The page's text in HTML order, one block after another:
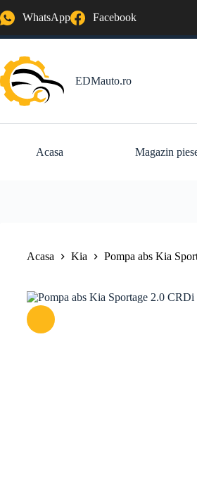
la
WhatsApp Facebook
EDMauto.ro
Acasa Magazin
Acasa Kia Pompa abs Kia